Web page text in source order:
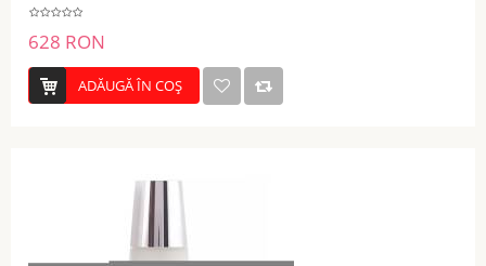
628 RON
ADĂUGĂ ÎN COŞ